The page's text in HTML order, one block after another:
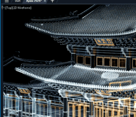
роботи та
нове заняття
закінчення
вашою
Тепер ви не
художник -